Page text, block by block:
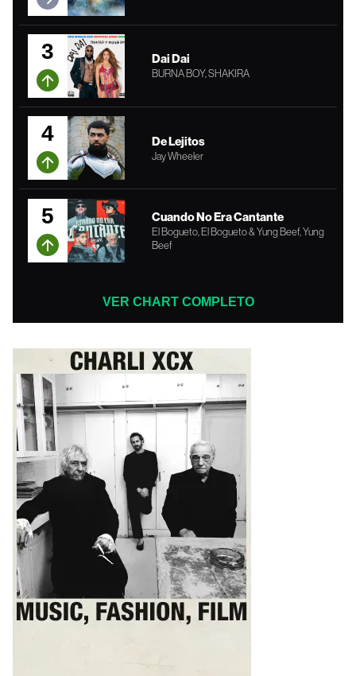
3 Dai Dai
BURNA BOY, SHAKIRA
4 De Lejitos
Jay Wheeler
5 Cuando No Era Cantante
El Bogueto, El Bogueto & Yung Beef, Yung
Beef
VER CHART COMPLETO